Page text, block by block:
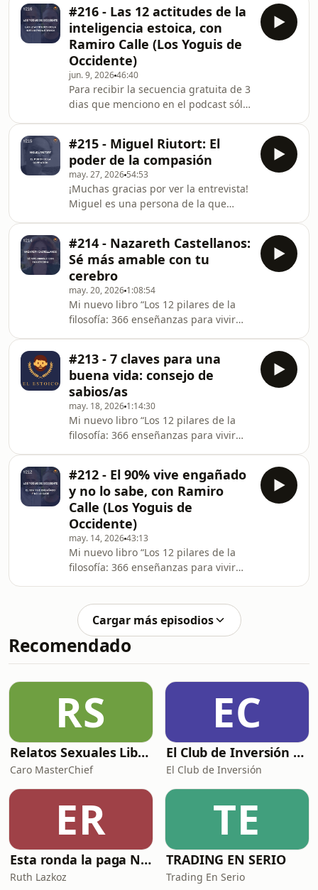
estoica/Entra en mi membresía y
empieza a cultivar tu serenidad aquí:
https://patreon.com/elestoicoesp
Hosted on Acast. See
acast.com/privacy for more
information.
#216 - Las 12 actitudes de la
inteligencia estoica, con
Ramiro Calle (Los Yoguis de
Occidente)
jun. 9, 202646:40
Para recibir la secuencia gratuita de 3
dias que menciono en el podcast sólo
estoica/Es para mí una alegría poder
traerte una nueva entrega de "Los
Yoguis de Occidente", junto al
maestro&nbsp; Ramiro Calle.
Hablamos de cómo aprender a soltar,
dejar de sufrir por lo que no podemos
controlar, convivir con la
incertidumbre, enfrentarnos al e
#215 - Miguel Riutort: El
poder de la compasión
may. 27, 2026 54:53
¡Muchas gracias por ver la entrevista!
Miguel es una persona de la que
práctica. He creado una secuencia
gratuita de 3 días para aprender a
crear en nuestro espacio un interior
al que retirarnos cuando más lo
necesitemos. Si quieres recibirla, sólo
tienes que suscribirte a mi newsletter
aquí, y la recibirás de inmediato:
https://elest
#214 - Nazareth Castellanos:
Sé más amable con tu
cerebro
may. 20, 2026 1:08:54
Mi nuevo libro “Los 12 pilares de la
filosofía: 366 enseñanzas para vivir
https://amzn.eu/d/0a2Kz0OLEs para
mí un honor inmenso poder traerte
de nuevo a la neurocientífica
Nazareth Castellanos.Si alguna vez
has intentado dejar de pensar en algo
y has descubierto que es imposible,
o&nbsp; te has sorprendido
hablándote a ti mi
#213 - 7 claves para una
buena vida: consejo de
sabios/as
may. 18, 2026 1:14:30
Mi nuevo libro “Los 12 pilares de la
filosofía: 366 enseñanzas para vivir
https://amzn.eu/d/0a2Kz0OLEn este
episodio especial reúno algunos de
los momentos más inspiradores
vividos en el podcast junto a grandes
invitados: Nazareth Castellanos,
Ramiro Calle, Soltowanda, Miguel
Ibáñez, Ana Ibáñez, Pablo d’Ors y Lola
de La Puer
#212 - El 90% vive engañado
y no lo sabe, con Ramiro
Calle (Los Yoguis de
Occidente)
may. 14, 202643:13
Mi nuevo libro “Los 12 pilares de la
filosofía: 366 enseñanzas para vivir
https://amzn.eu/d/0a2Kz0OLPara
pedir información del Retiro de junio,
escríbeme a
elestoico.com@gmail.comEn este
incómoda pero necesaria: la
diferencia entre el conocimiento
superficial y la verdadera sabiduría.
Vivimos ro
Cargar más episodios
Recomendado
RS
Relatos Sexuales Liberales
Caro MasterChief
EC
El Club de Inversión podcast
El Club de Inversión
ER
Esta ronda la paga Newton
Ruth Lazkoz
TE
TRADING EN SERIO
Trading En Serio